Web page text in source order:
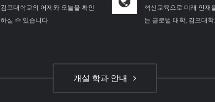
김포대학교의 어제와 오늘을 확인
하실 수 있습니다.
혁신교육으로 미래 인재
는 글로벌 대학, 김포대학
개설 학과 안내